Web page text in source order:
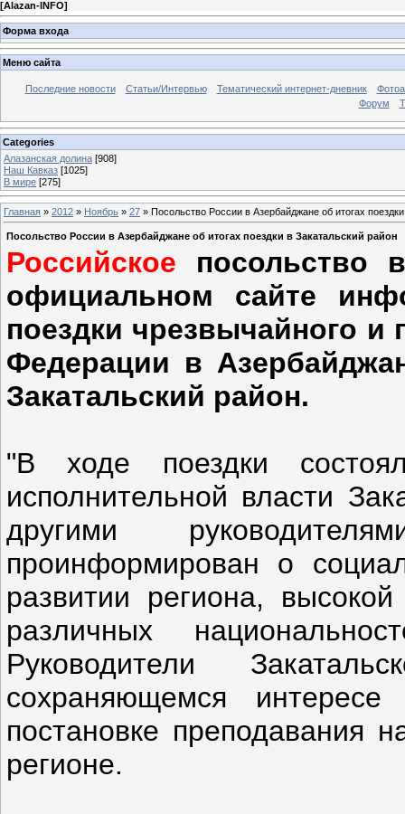
[Alazan-INFO]
Форма входа
Меню сайта
Последние новости Статьи/Интервью Тематический интернет-дневник
Форум
Categories
Алазанская долина [908]
Наш Кавказ [1025]
В мире [275]
Главная » 2012 » Ноябрь » 27 » Посольство России в Азербайджане об итогах
Посольство России в Азербайджане об итогах поездки в Закатальский район
Российское посольство
официальном сайте
поездки чрезвычайного и
Федерации в
Закатальский район.
"В ходе поездки
исполнительной власти
другими
проинформирован о
развитии региона,
различных
Руководители
сохраняющемся
постановке преподавания
регионе.